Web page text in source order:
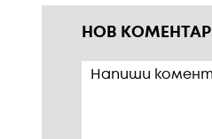
НОВ КОМЕНТАР